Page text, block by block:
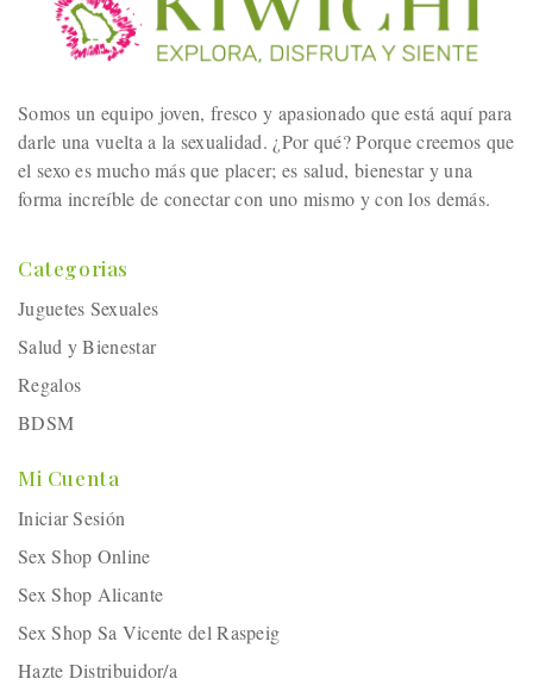
Somos un equipo joven, fresco y apasionado que está aquí para
darle una vuelta a la sexualidad. ¿Por qué? Porque creemos que
el sexo es mucho más que placer; es salud, bienestar y una
forma increíble de conectar con uno mismo y con los demás.
Categorias
Juguetes Sexuales
Salud y Bienestar
Regalos
BDSM
Mi Cuenta
Iniciar Sesión
Sex Shop Online
Sex Shop Alicante
Sex Shop Sa Vicente del Raspeig
Hazte Distribuidor/a